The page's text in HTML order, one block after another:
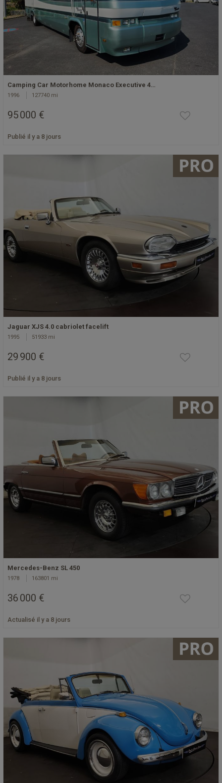
Camping Car Motorhome Monaco Executive 4…
1996 127740 mi
95 000 €
Publié il y a 8 jours
Jaguar XJS 4.0 cabriolet facelift
1995 51933 mi
29 900 €
Publié il y a 8 jours
Mercedes-Benz SL 450
1978 163801 mi
36 000 €
Actualisé il y a 8 jours